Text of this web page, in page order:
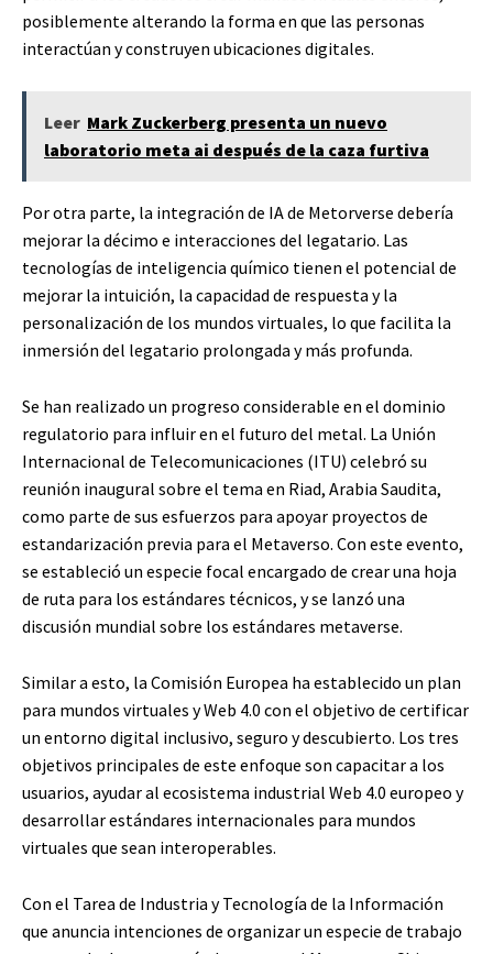
posiblemente alterando la forma en que las personas
interactúan y construyen ubicaciones digitales.
Leer Mark Zuckerberg presenta un nuevo
laboratorio meta ai después de la caza furtiva
Por otra parte, la integración de IA de Metorverse debería
mejorar la décimo e interacciones del legatario. Las
tecnologías de inteligencia químico tienen el potencial de
mejorar la intuición, la capacidad de respuesta y la
personalización de los mundos virtuales, lo que facilita la
inmersión del legatario prolongada y más profunda.
Se han realizado un progreso considerable en el dominio
regulatorio para influir en el futuro del metal. La Unión
Internacional de Telecomunicaciones (ITU) celebró su
reunión inaugural sobre el tema en Riad, Arabia Saudita,
como parte de sus esfuerzos para apoyar proyectos de
estandarización previa para el Metaverso. Con este evento,
se estableció un especie focal encargado de crear una hoja
de ruta para los estándares técnicos, y se lanzó una
discusión mundial sobre los estándares metaverse.
Similar a esto, la Comisión Europea ha establecido un plan
para mundos virtuales y Web 4.0 con el objetivo de certificar
un entorno digital inclusivo, seguro y descubierto. Los tres
objetivos principales de este enfoque son capacitar a los
usuarios, ayudar al ecosistema industrial Web 4.0 europeo y
desarrollar estándares internacionales para mundos
virtuales que sean interoperables.
Con el Tarea de Industria y Tecnología de la Información
que anuncia intenciones de organizar un especie de trabajo